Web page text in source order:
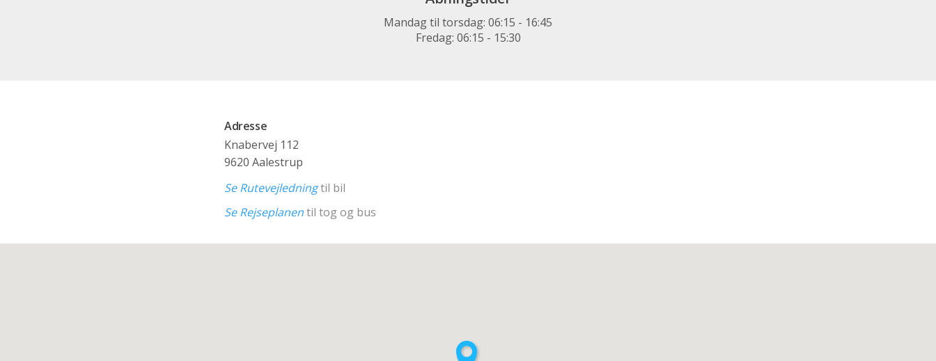
Mandag til torsdag: 06:15 - 16:45
Fredag: 06:15 - 15:30
Adresse
Knabervej 112
9620 Aalestrup
Se Rutevejledningtil bil
Se Rejseplanentil tog og bus